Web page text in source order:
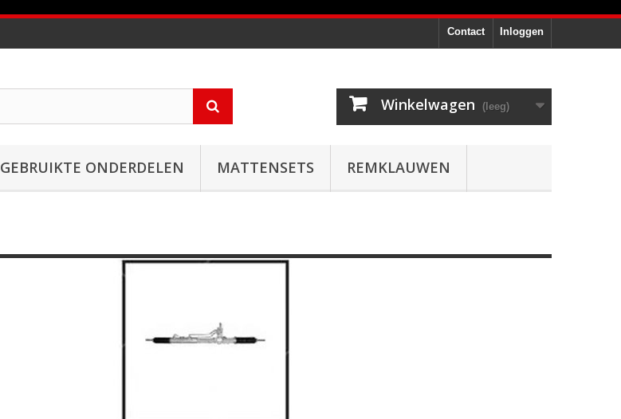
Inloggen
Contact
Winkelwagen (leeg)
GEBRUIKTE ONDERDELEN MATTENSETS REMKLAUWEN